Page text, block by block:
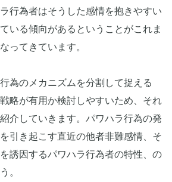
行為者はそうした感情を抱きやすい
いる傾向があるということがこれま
ってきています。
為のメカニズムを分割して捉える
略が有用か検討しやすいため、それ
介していきます。パワハラ行為の発
引き起こす直近の他者非難感情、そ
誘因するパワハラ行為者の特性、の
。